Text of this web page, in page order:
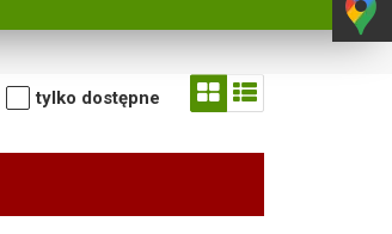
tylko dostępne